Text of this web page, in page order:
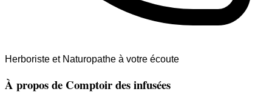
Herboriste et Naturopathe à votre écoute
À propos de Comptoir des infusées